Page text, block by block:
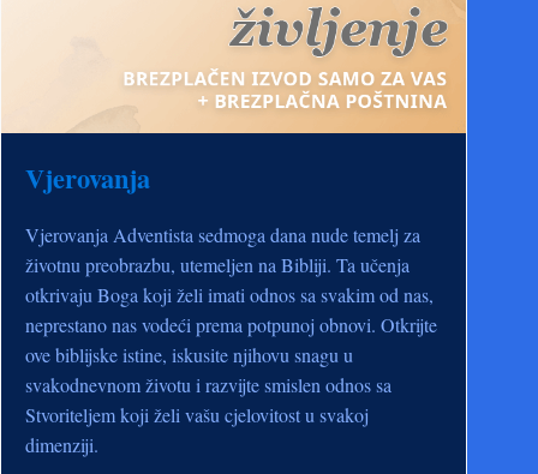
Vjerovanja
Vjerovanja Adventista sedmoga dana nude temelj za
životnu preobrazbu, utemeljen na Bibliji. Ta učenja
otkrivaju Boga koji želi imati odnos sa svakim od nas,
neprestano nas vodeći prema potpunoj obnovi. Otkrijte
ove biblijske istine, iskusite njihovu snagu u
svakodnevnom životu i razvijte smislen odnos sa
Stvoriteljem koji želi vašu cjelovitost u svakoj
dimenziji.